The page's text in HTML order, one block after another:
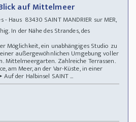
auf Mittelmeer
- Haus 83430 SAINT MANDRIER sur MER,
In der Nähe des Strandes, des
Möglichkeit, ein unabhängiges Studio zu
außergewöhnlichen Umgebung voller
Mittelmeergarten. Zahlreiche Terrassen.
am Meer, an der Var-Küste, in einer
der Halbinsel SAINT ...